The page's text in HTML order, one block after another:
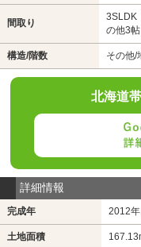
間取り
3SLDK
の他3帖
構造/階数 その他/
北海道
詳細情報
完成年 2012
土地面積